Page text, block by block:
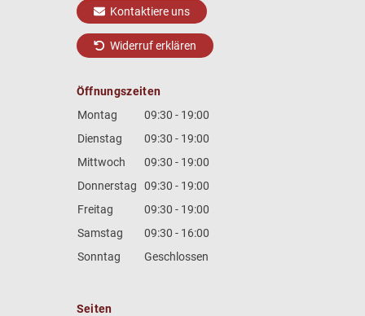
Kontaktiere uns
Widerruf erklären
Öffnungszeiten
Montag
09:30 - 19:00
Dienstag
09:30 - 19:00
Mittwoch
09:30 - 19:00
Donnerstag
09:30 - 19:00
Freitag
09:30 - 19:00
Samstag
09:30 - 16:00
Sonntag
Geschlossen
Seiten